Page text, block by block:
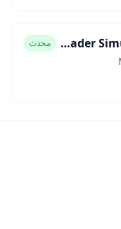
Car Trader Simulator 2025 Mod APK محدث